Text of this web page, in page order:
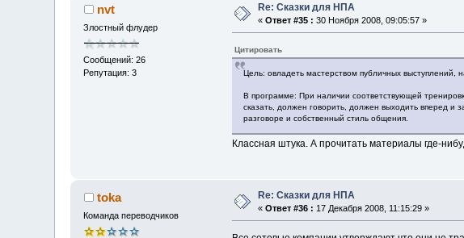
nvt
Злостный флудер
Сообщений: 26
Репутация: 3
Re: Сказки для НПА
«Ответ #35 : 30 Ноября 2008, 09:05:57 »
Цитировать
Цель: овладеть мастерством публичных выступлений,
В программе: При наличии соответствующей
сказать, должен говорить, должен выходить вперед и
разговоре и собственный стиль общения.
Классная штука. А прочитать материалы где-
toka
Команда переводчиков
Re: Сказки для НПА
«Ответ #36 : 17 Декабря 2008, 11:15:29 »